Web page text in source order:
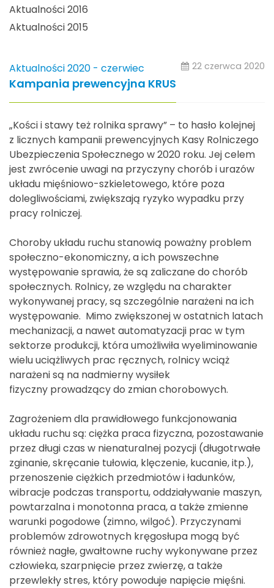
Aktualności 2016
Aktualności 2015
Aktualności 2020 - czerwiec 22 czerwca 2020
Kampania prewencyjna KRUS
„Kości i stawy też rolnika sprawy” – to hasło kolejnej
z licznych kampanii prewencyjnych Kasy Rolniczego
Ubezpieczenia Społecznego w 2020 roku. Jej celem
jest zwrócenie uwagi na przyczyny chorób i urazów
układu mięśniowo-szkieletowego, które poza
dolegliwościami, zwiększają ryzyko wypadku przy
pracy rolniczej.
Choroby układu ruchu stanowią poważny problem
społeczno-ekonomiczny, a ich powszechne
występowanie sprawia, że są zaliczane do chorób
społecznych. Rolnicy, ze względu na charakter
wykonywanej pracy, są szczególnie narażeni na ich
występowanie. Mimo zwiększonej w ostatnich latach
mechanizacji, a nawet automatyzacji prac w tym
sektorze produkcji, która umożliwiła wyeliminowanie
wielu uciążliwych prac ręcznych, rolnicy wciąż
narażeni są na nadmierny wysiłek
fizyczny prowadzący do zmian chorobowych.
Zagrożeniem dla prawidłowego funkcjonowania
układu ruchu są: ciężka praca fizyczna, pozostawanie
przez długi czas w nienaturalnej pozycji (długotrwałe
zginanie, skręcanie tułowia, klęczenie, kucanie, itp.),
przenoszenie ciężkich przedmiotów i ładunków,
wibracje podczas transportu, oddziaływanie maszyn,
powtarzalna i monotonna praca, a także zmienne
warunki pogodowe (zimno, wilgoć). Przyczynami
problemów zdrowotnych kręgosłupa mogą być
również nagłe, gwałtowne ruchy wykonywane przez
człowieka, szarpnięcie przez zwierzę, a także
przewlekły stres, który powoduje napięcie mięśni.